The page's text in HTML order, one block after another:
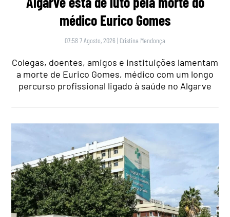
médico Eurico Gomes
07:58 7 Agosto, 2026 | Cristina Mendonça
Colegas, doentes, amigos e instituições lamentam
a morte de Eurico Gomes, médico com um longo
percurso profissional ligado à saúde no Algarve